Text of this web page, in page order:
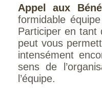
Appel aux
formidable
Participer en tant
peut vous
intensément
sens de
l’équipe.